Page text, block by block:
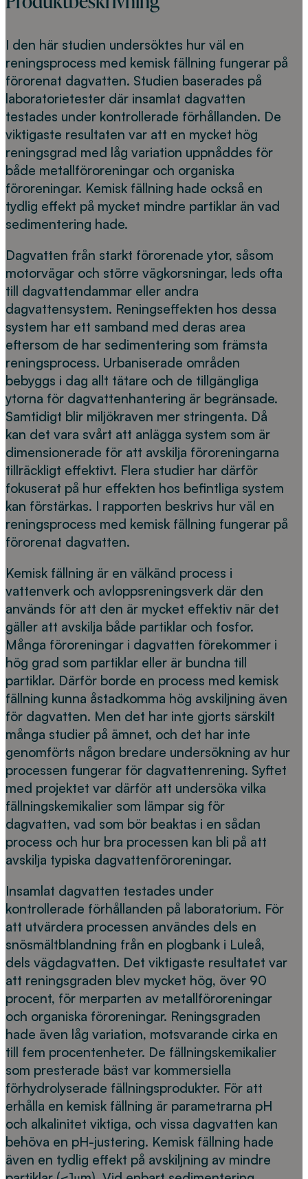
I den här studien undersöktes hur väl en
reningsprocess med kemisk fällning fungerar på
förorenat dagvatten. Studien baserades på
laboratorietester där insamlat dagvatten
testades under kontrollerade förhållanden. De
viktigaste resultaten var att en mycket hög
reningsgrad med låg variation uppnåddes för
både metallföroreningar och organiska
föroreningar. Kemisk fällning hade också en
tydlig effekt på mycket mindre partiklar än vad
sedimentering hade.
Dagvatten från starkt förorenade ytor, såsom
motorvägar och större vägkorsningar, leds ofta
till dagvattendammar eller andra
dagvattensystem. Reningseffekten hos dessa
system har ett samband med deras area
eftersom de har sedimentering som främsta
reningsprocess. Urbaniserade områden
bebyggs i dag allt tätare och de tillgängliga
ytorna för dagvattenhantering är begränsade.
Samtidigt blir miljökraven mer stringenta. Då
kan det vara svårt att anlägga system som är
dimensionerade för att avskilja föroreningarna
tillräckligt effektivt. Flera studier har därför
fokuserat på hur effekten hos befintliga system
kan förstärkas. I rapporten beskrivs hur väl en
reningsprocess med kemisk fällning fungerar på
förorenat dagvatten.
Kemisk fällning är en välkänd process i
vattenverk och avloppsreningsverk där den
används för att den är mycket effektiv när det
gäller att avskilja både partiklar och fosfor.
Många föroreningar i dagvatten förekommer i
hög grad som partiklar eller är bundna till
partiklar. Därför borde en process med kemisk
fällning kunna åstadkomma hög avskiljning även
för dagvatten. Men det har inte gjorts särskilt
många studier på ämnet, och det har inte
genomförts någon bredare undersökning av hur
processen fungerar för dagvattenrening. Syftet
med projektet var därför att undersöka vilka
fällningskemikalier som lämpar sig för
dagvatten, vad som bör beaktas i en sådan
process och hur bra processen kan bli på att
avskilja typiska dagvattenföroreningar.
Insamlat dagvatten testades under
kontrollerade förhållanden på laboratorium. För
att utvärdera processen användes dels en
snösmältblandning från en plogbank i Luleå,
dels vägdagvatten. Det viktigaste resultatet var
att reningsgraden blev mycket hög, över 90
procent, för merparten av metallföroreningar
och organiska föroreningar. Reningsgraden
hade även låg variation, motsvarande cirka en
till fem procentenheter. De fällningskemikalier
som presterade bäst var kommersiella
förhydrolyserade fällningsprodukter. För att
erhålla en kemisk fällning är parametrarna pH
och alkalinitet viktiga, och vissa dagvatten kan
behöva en pH-justering. Kemisk fällning hade
även en tydlig effekt på avskiljning av mindre